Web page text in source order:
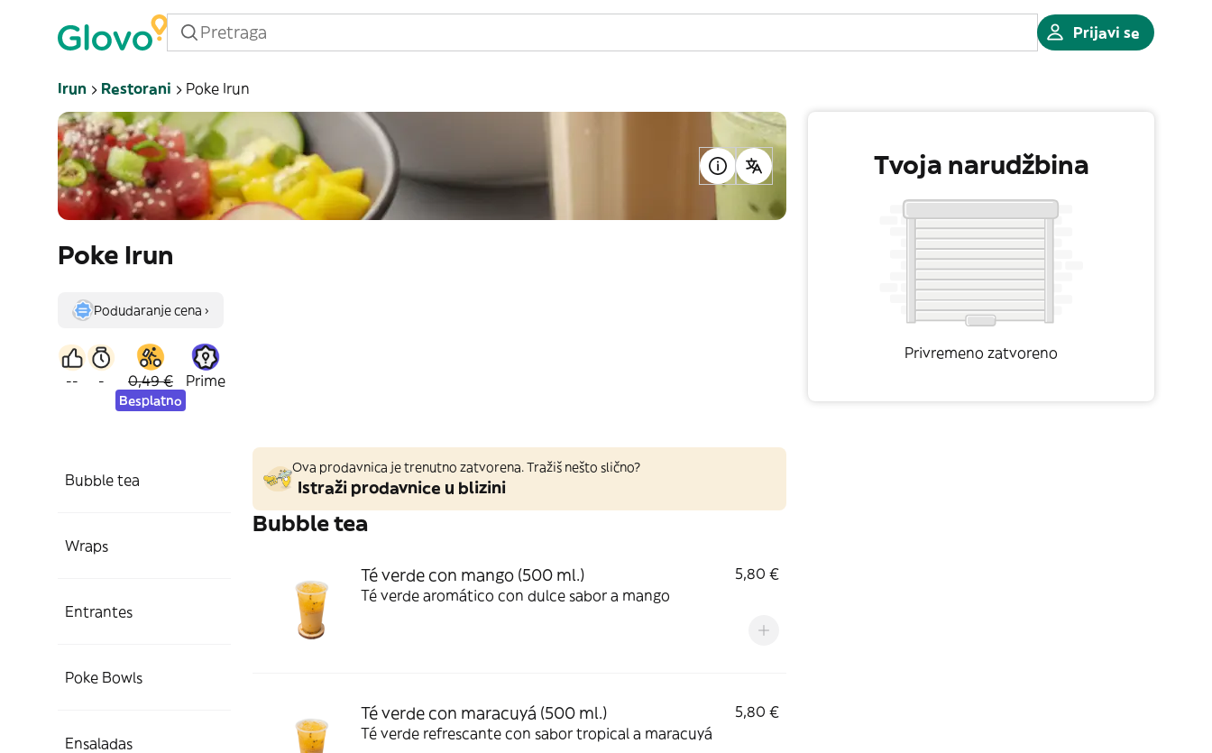
Prijavi se
Irun Restorani Poke Irun
Poke Irun
Podudaranje cena ›
-- - 0,49 €
Besplatno
Prime
Bubble tea
Wraps
Entrantes
Poke Bowls
Ensaladas
Ova prodavnica je trenutno zatvorena. Tražiš nešto slično?
Istraži prodavnice u blizini
Bubble tea
Té verde con mango (500 ml.)
5,80 €
Té verde aromático con dulce sabor a mango
Té verde con maracuyá (500 ml.)
5,80 €
Té verde refrescante con sabor tropical a maracuyá
Tvoja narudžbina
Privremeno zatvoreno